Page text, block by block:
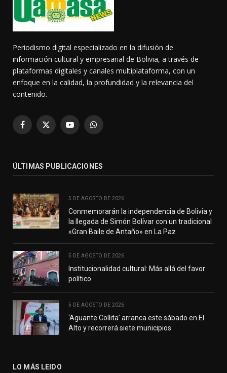
Periodismo digital especializado en la difusión de
información cultural y empresarial de Bolivia, a través de
plataformas digitales y canales multiplataforma, con un
enfoque en la calidad, la profundidad y la relevancia del
contenido.
Facebook
X
YouTubeWhatsApp
ÚLTIMAS PUBLICACIONES
5 DE AGOSTO DE 2026
Conmemorarán la independencia de Bolivia y
la llegada de Simón Bolívar con un tradicional
«Gran Baile de Antaño» en La Paz
5 DE AGOSTO DE 2026
Institucionalidad cultural: Más allá del favor
político
5 DE AGOSTO DE 2026
‘Aguante Collita’ arranca este sábado en El
Alto y recorrerá siete municipios
LO MÁS LEIDO